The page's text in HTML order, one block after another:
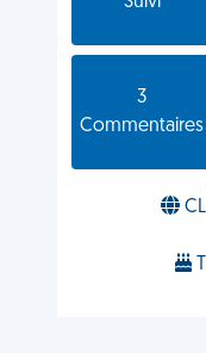
3
Commentaires